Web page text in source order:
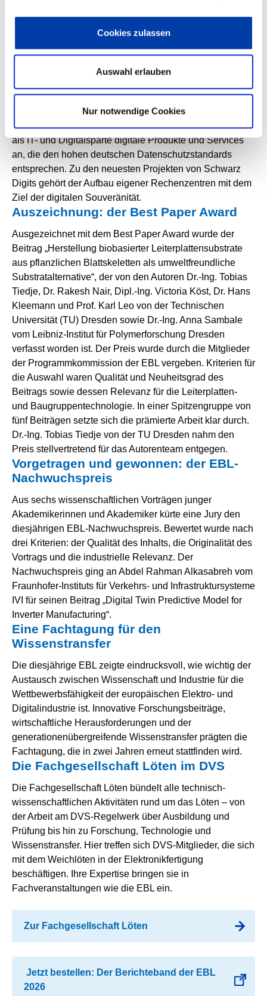
Cookies zulassen
Auswahl erlauben
Nur notwendige Cookies
Gruppe ist eine international tätige Handelsgruppe mit
rund 14.200 Filialen und rund 595.000 Mitarbeitern. Die
Marken Lidl und Kaufland bilden die Säulen im
Unternehmen den gesamten Wertschöpfungskreis
abbildet: von der Produktion über den Handel bis hin zu
Recycling und zur Digitalisierung. Schwarz Digits bietet
als IT- und Digitalsparte digitale Produkte und Services
an, die den hohen deutschen Datenschutzstandards
entsprechen. Zu den neuesten Projekten von Schwarz
Digits gehört der Aufbau eigener Rechenzentren mit dem
Ziel der digitalen Souveränität.
Auszeichnung: der Best Paper Award
Ausgezeichnet mit dem Best Paper Award wurde der
Beitrag „Herstellung biobasierter Leiterplattensubstrate
aus pflanzlichen Blattskeletten als umweltfreundliche
Substratalternative“, der von den Autoren Dr.-Ing. Tobias
Tiedje, Dr. Rakesh Nair, Dipl.-Ing. Victoria Köst, Dr. Hans
Kleemann und Prof. Karl Leo von der Technischen
Universität (TU) Dresden sowie Dr.-Ing. Anna Sambale
vom Leibniz-Institut für Polymerforschung Dresden
verfasst worden ist. Der Preis wurde durch die Mitglieder
der Programmkommission der EBL vergeben. Kriterien für
die Auswahl waren Qualität und Neuheitsgrad des
Beitrags sowie dessen Relevanz für die Leiterplatten-
und Baugruppentechnologie. In einer Spitzengruppe von
fünf Beiträgen setzte sich die prämierte Arbeit klar durch.
Dr.-Ing. Tobias Tiedje von der TU Dresden nahm den
Preis stellvertretend für das Autorenteam entgegen.
Vorgetragen und gewonnen: der EBL-
Nachwuchspreis
Aus sechs wissenschaftlichen Vorträgen junger
Akademikerinnen und Akademiker kürte eine Jury den
diesjährigen EBL-Nachwuchspreis. Bewertet wurde nach
drei Kriterien: der Qualität des Inhalts, die Originalität des
Vortrags und die industrielle Relevanz. Der
Nachwuchspreis ging an Abdel Rahman Alkasabreh vom
Fraunhofer-Instituts für Verkehrs- und Infrastruktursysteme
IVI für seinen Beitrag „Digital Twin Predictive Model for
Inverter Manufacturing“.
Eine Fachtagung für den
Wissenstransfer
Die diesjährige EBL zeigte eindrucksvoll, wie wichtig der
Austausch zwischen Wissenschaft und Industrie für die
Wettbewerbsfähigkeit der europäischen Elektro- und
Digitalindustrie ist. Innovative Forschungsbeiträge,
wirtschaftliche Herausforderungen und der
generationenübergreifende Wissenstransfer prägten die
Fachtagung, die in zwei Jahren erneut stattfinden wird.
Die Fachgesellschaft Löten im DVS
Die Fachgesellschaft Löten bündelt alle technisch-
wissenschaftlichen Aktivitäten rund um das Löten – von
der Arbeit am DVS-Regelwerk über Ausbildung und
Prüfung bis hin zu Forschung, Technologie und
Wissenstransfer. Hier treffen sich DVS-Mitglieder, die sich
mit dem Weichlöten in der Elektronikfertigung
beschäftigen. Ihre Expertise bringen sie in
Fachveranstaltungen wie die EBL ein.
Zur Fachgesellschaft Löten
Jetzt bestellen: Der Berichteband der EBL
2026